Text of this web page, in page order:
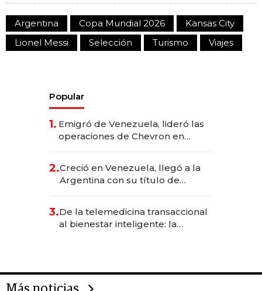
Argentina Copa Mundial 2026
Kansas City
Lionel Messi
Selección Turismo Viajes
Popular
1. Emigró de Venezuela, lideró las
operaciones de Chevron en
2.Creció en Venezuela, llegó a la
Argentina con su título de
las marcas "fast premium"
3.De la telemedicina transaccional
al bienestar inteligente: la